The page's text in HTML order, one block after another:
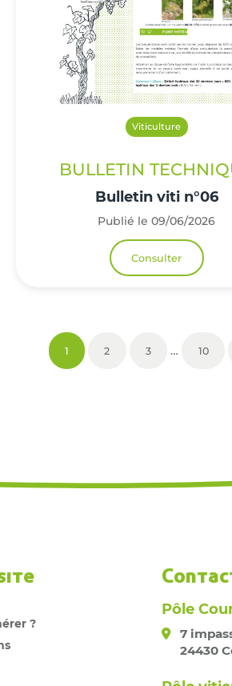
Viticulture
BULLETIN
Bulletin viti n°06
Publié le 09/06/2026
Consulter
1 2 3 … 10
?
Pôle
7
24430